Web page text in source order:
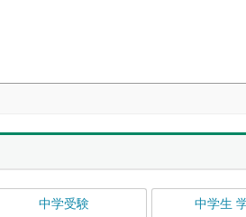
中学受験 中学生